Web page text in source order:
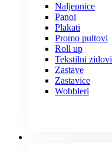
Naljepnice
Panoi
Plakati
Promo pultovi
Roll up
Tekstilni zidovi
Zastave
Zastavice
Wobbleri